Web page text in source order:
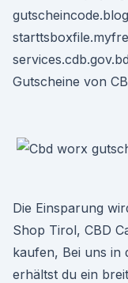
Gutscheine von
Die Einsparung
Shop Tirol, CBD
kaufen, Bei uns
erhältst du ein